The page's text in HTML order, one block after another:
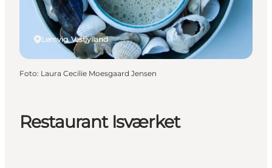
Planlæg din ferie
Restaurant Isværket
Lemvig, Vestjylland
Foto: Laura Cecilie Moesgaard Jensen